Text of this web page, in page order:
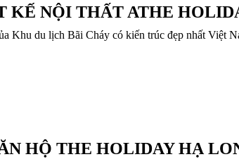
KẾ NỘI THẤT ATHE
Khu du lịch Bãi Cháy có kiến trúc đẹp nhất
HỘ THE HOLIDAY HẠ